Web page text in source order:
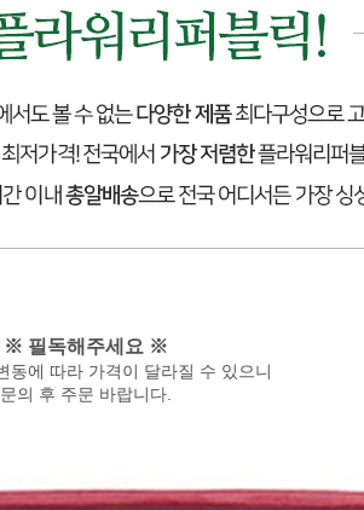
※ 필독해주세요 ※
동에 따라 가격이 달라질 수 있으니
문의 후 주문 바랍니다.